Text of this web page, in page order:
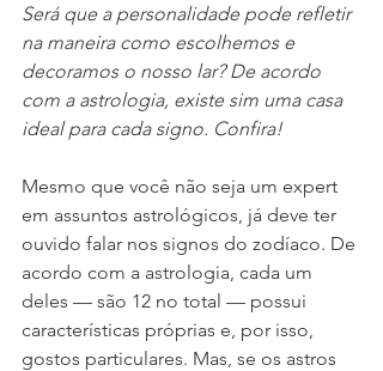
Será que a personalidade pode refletir
na maneira como escolhemos e
decoramos o nosso lar? De acordo
com a astrologia, existe sim uma casa
ideal para cada signo. Confira!
Mesmo que você não seja um expert
em assuntos astrológicos, já deve ter
ouvido falar nos signos do zodíaco. De
acordo com a astrologia, cada um
deles — são 12 no total — possui
características próprias e, por isso,
gostos particulares. Mas, se os astros